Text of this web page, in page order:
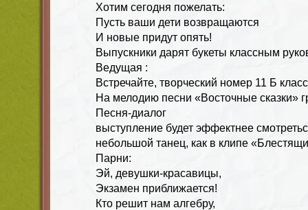
Хотим сегодня пожелать:
Пусть ваши дети возвращаются
И новые придут опять!
Выпускники дарят букеты классным
Ведущая :
Встречайте, творческий номер 11 Б
На мелодию песни «Восточные сказки»
Песня-диалог
выступление будет эффектнее
небольшой танец, как в клипе
Парни:
Эй, девушки-красавицы,
Экзамен приближается!
Кто решит нам алгебру,